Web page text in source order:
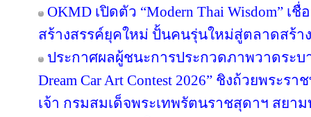
OKMD เปิดตัว “Modern Thai Wisdom”
สร้างสรรค์ยุคใหม่ ปั้นคนรุ่นใหม่สู่ตลาดสร้า
ประกาศผลผู้ชนะการประกวดภาพวาดระบ
Dream Car Art Contest 2026” ชิงถ้วยพระ
เจ้า กรมสมเด็จพระเทพรัตนราชสุดาฯ สยา